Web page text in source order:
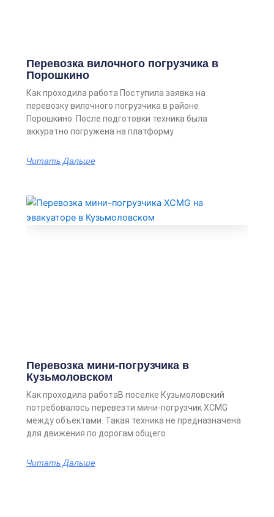
Перевозка вилочного погрузчика в
Порошкино
Как проходила работа Поступила заявка на
перевозку вилочного погрузчика в районе
Порошкино. После подготовки техника была
аккуратно погружена на платформу
Читать Дальше
Перевозка мини-погрузчика в
Кузьмоловском
Как проходила работаВ поселке Кузьмоловский
потребовалось перевезти мини-погрузчик XCMG
между объектами. Такая техника не предназначена
для движения по дорогам общего
Читать Дальше